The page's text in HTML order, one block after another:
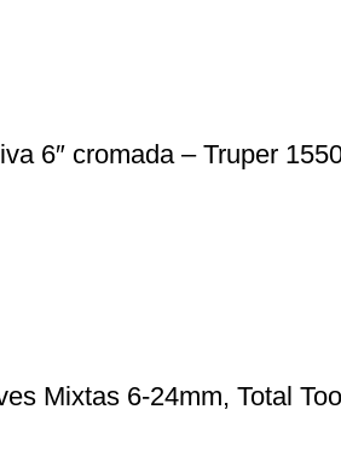
6″ cromada – Truper
Mixtas 6-24mm, Total